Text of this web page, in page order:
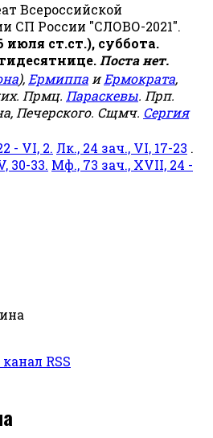
Всероссийской
СП России "СЛОВО-2021".
июля ст.ст.), суббота.
Поста нет.
), Ермиппа иЕрмократа,
Прмц. Параскевы. Прп.
Печерского. Сщмч. Сергия
- VI, 2. Лк., 24 зач., VI, 17-23 .
30-33. Мф., 73 зач., XVII, 24 -
RSS